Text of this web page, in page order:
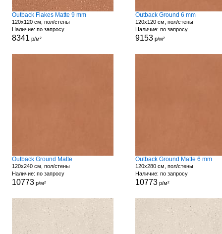
Outback Flakes Matte 9 mm
120x120 см, пол/стены
Наличие: по запросу
8341 р/м²
Outback Ground 6 mm
120x120 см, пол/стены
Наличие: по запросу
9153р/м²
Outback Ground Matte
120x240 см, пол/стены
Наличие: по запросу
10773р/м²
Outback Ground Matte 6 mm
120x280 см, пол/стены
Наличие: по запросу
10773р/м²